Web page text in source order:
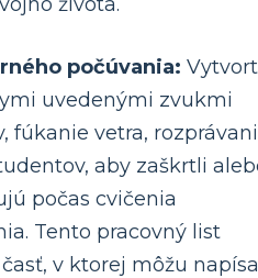
počúvania:
uvedenými zvukmi
fúkanie vetra,
aby zaškrtli
počas cvičenia
Tento pracovný list
v ktorej môžu